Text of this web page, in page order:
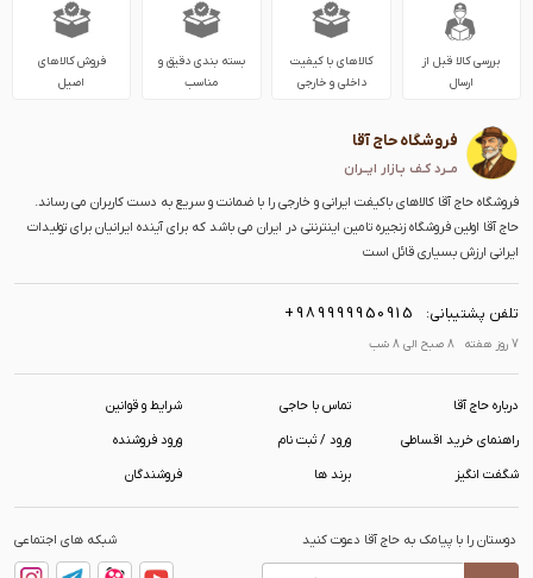
بررسی کالا قبل از
ارسال
کالاهای با کیفیت
داخلی و خارجی
بسته بندی دقیق و
مناسب
فروش کالاهای
اصیل
فروشگاه حاج آقا
مــرد کـف بـازار ایــران
فروشگاه حاج آقا کالاهای باکیفت ایرانی و خارجی را با ضمانت و سریع به دست کاربران می رساند.
حاج آقا اولین فروشگاه زنجیره تامین اینترنتی در ایران می باشد که برای آینده ایرانیان برای تولیدات
ایرانی ارزش بسیاری قائل است
تلفن پشتیبانی: +989999950915
7 روز هفته 8 صبح الی 8 شب
درباره حاج آقا تماس با حاجی شرایط و قوانین
راهنمای خرید اقساطی ورود / ثبت نام ورود فروشنده
شگفت انگیز برند ها فروشندگان
دوستان را با پیامک به حاج آقا دعوت کنید شبکه های اجتماعی